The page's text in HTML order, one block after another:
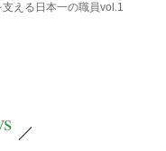
える日本一の職員vol.1